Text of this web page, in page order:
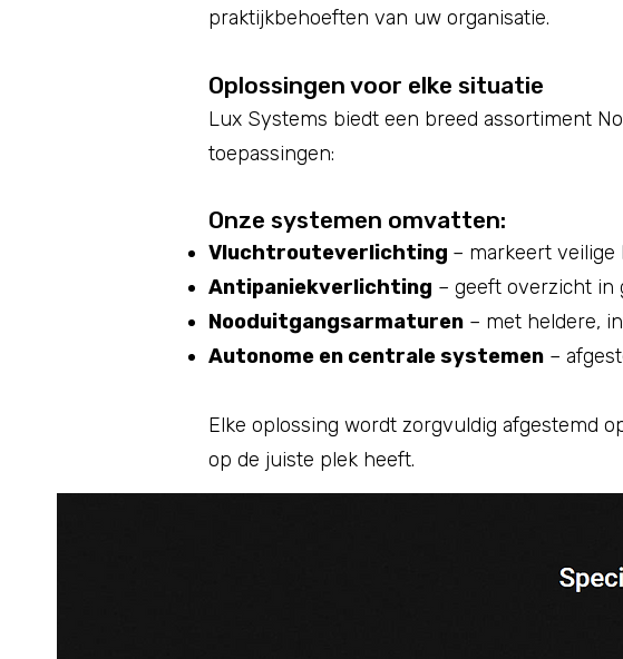
praktijkbehoeften van uw organisatie.
Oplossingen voor elke situatie
Lux Systems biedt een breed assortiment
toepassingen:
Onze systemen omvatten:
Vluchtrouteverlichting – markeert veilige
Antipaniekverlichting – geeft overzicht in
Nooduitgangsarmaturen – met heldere,
Autonome en centrale systemen –
Elke oplossing wordt zorgvuldig afgestemd
op de juiste plek heeft.